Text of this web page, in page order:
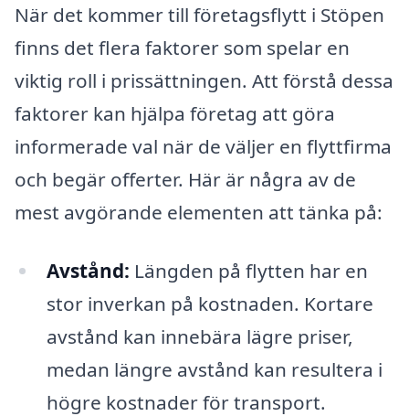
När det kommer till företagsflytt i Stöpen
finns det flera faktorer som spelar en
viktig roll i prissättningen. Att förstå dessa
faktorer kan hjälpa företag att göra
informerade val när de väljer en flyttfirma
och begär offerter. Här är några av de
mest avgörande elementen att tänka på:
Avstånd: Längden på flytten har en
stor inverkan på kostnaden. Kortare
avstånd kan innebära lägre priser,
medan längre avstånd kan resultera i
högre kostnader för transport.